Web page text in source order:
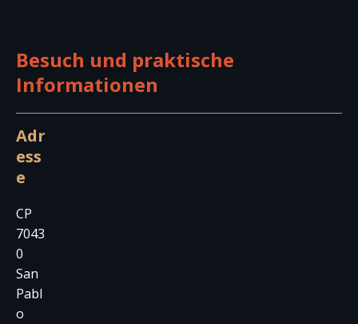
Besuch und praktische
Informationen
Adr
ess
e
CP
7043
0
San
Pabl
o